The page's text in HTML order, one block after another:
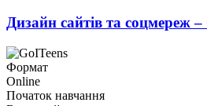
Дизайн сайтів та соцмереж –
Формат
Online
Початок навчання